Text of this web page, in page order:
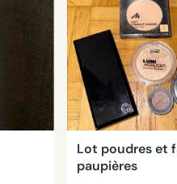
Lot poudres et
paupières